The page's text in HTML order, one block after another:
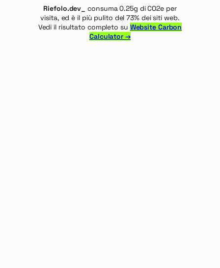
Riefolo.dev_
consuma 0.25g di CO2e per
visita, ed è il più pulito del 73% dei siti web.
Vedi il risultato completo su Website Carbon
Calculator →